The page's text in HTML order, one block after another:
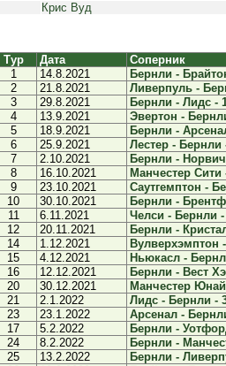
Крис Вуд
Тур Дата
Соперник
1
14.8.2021
Бернли -
2
21.8.2021
Ливерпуль -
3
29.8.2021
Бернли - Лидс -
4
13.9.2021
Эвертон -
5
18.9.2021
Бернли -
6
25.9.2021
Лестер - Бернли
7
2.10.2021
Бернли -
8
16.10.2021
Манчестер
9
23.10.2021
Саутгемптон -
10
30.10.2021
Бернли -
11
6.11.2021
Челси - Бернли -
12
20.11.2021
Бернли -
14
1.12.2021
Вулверхэмптон
15
4.12.2021
Ньюкасл -
16
12.12.2021
Бернли - Вест
20
30.12.2021
Манчестер
21
2.1.2022
Лидс - Бернли -
23
23.1.2022
Арсенал -
17
5.2.2022
Бернли -
24
8.2.2022
Бернли -
25
13.2.2022
Бернли -